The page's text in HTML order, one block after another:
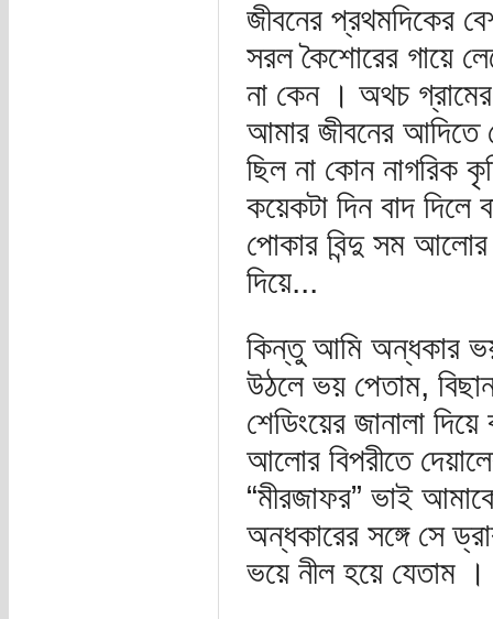
জীবনের প্রথমদিকের
সরল কৈশোরের গায়ে
না কেন । অথচ
আমার জীবনের আদিতে
ছিল না কোন নাগরিক
কয়েকটা দিন বাদ
পোকার বিন্দু সম
দিয়ে...
কিন্তু আমি অন্ধকার
উঠলে ভয় পেতাম,
শেডিংয়ের জানালা
আলোর বিপরীতে
“মীরজাফর” ভাই
অন্ধকারের সঙ্গে সে
ভয়ে নীল হয়ে যেতাম ।